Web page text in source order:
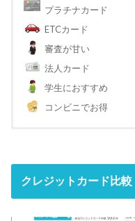
プラチナカード
ETCカード
審査が甘い
法人カード
学生におすすめ
コンビニでお得
クレジットカード比較